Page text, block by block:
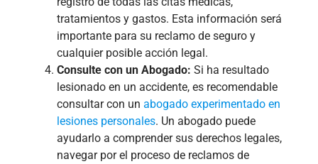
tratamientos y gastos. Esta información será
importante para su reclamo de seguro y
cualquier posible acción legal.
Consulte con un Abogado: Si ha resultado
lesionado en un accidente, es recomendable
consultar con un abogado experimentado en
lesiones personales. Un abogado puede
ayudarlo a comprender sus derechos legales,
navegar por el proceso de reclamos de